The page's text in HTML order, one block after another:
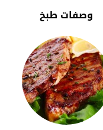
وصفات طبخ